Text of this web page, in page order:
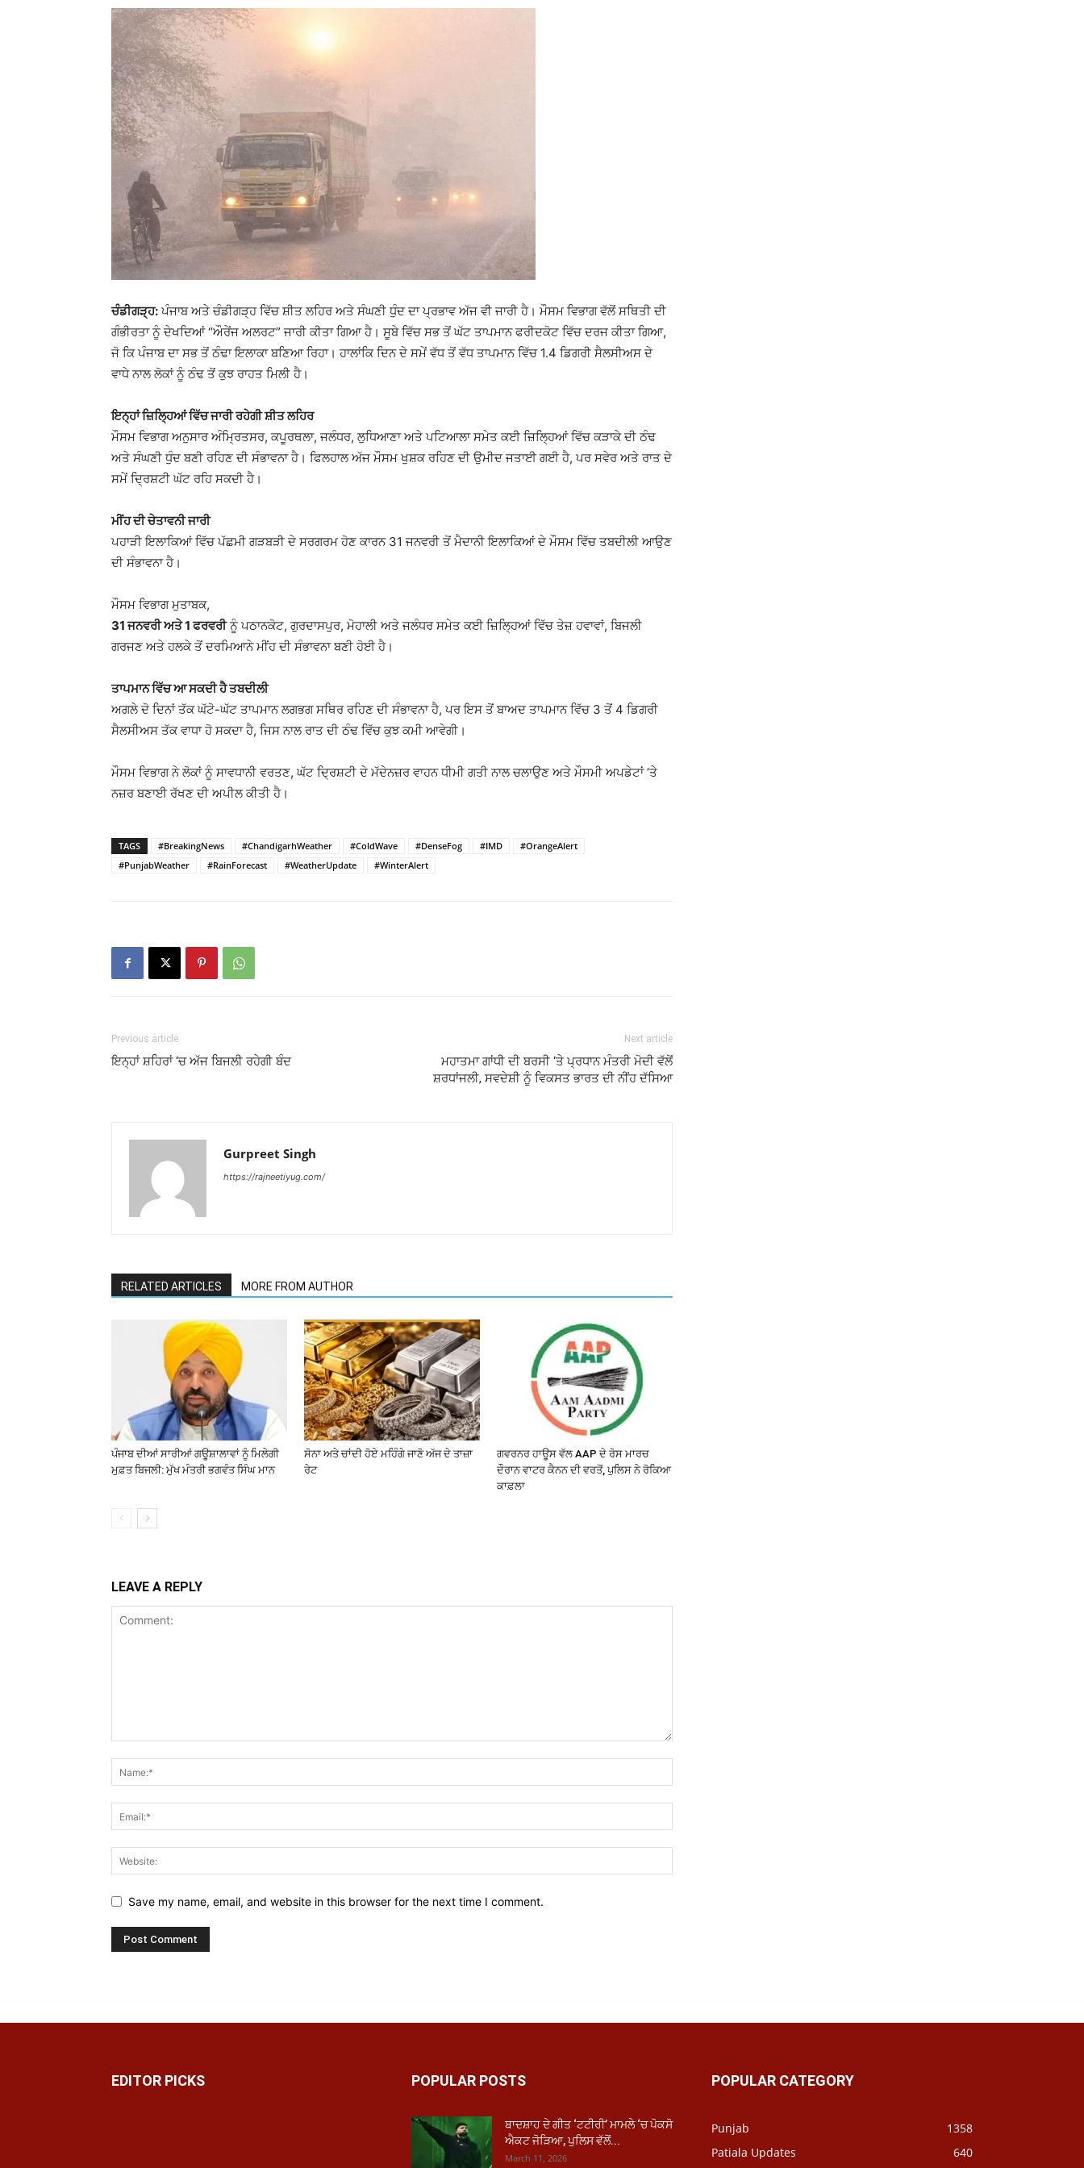
ਚੰਡੀਗੜ੍ਹ: ਪੰਜਾਬ ਅਤੇ ਚੰਡੀਗੜ੍ਹ ਵਿੱਚ ਸ਼ੀਤ ਲਹਿਰ ਅਤੇ ਸੰਘਣੀ ਧੁੰਦ ਦਾ ਪ੍ਰਭਾਵ ਅੱਜ ਵੀ ਜਾਰੀ ਹੈ। ਮੌਸਮ ਵਿਭਾਗ ਵੱਲੋਂ ਸਥਿਤੀ ਦੀ
ਗੰਭੀਰਤਾ ਨੂੰ ਦੇਖਦਿਆਂ “ਔਰੇਂਜ ਅਲਰਟ” ਜਾਰੀ ਕੀਤਾ ਗਿਆ ਹੈ। ਸੂਬੇ ਵਿੱਚ ਸਭ ਤੋਂ ਘੱਟ ਤਾਪਮਾਨ ਫਰੀਦਕੋਟ ਵਿੱਚ ਦਰਜ ਕੀਤਾ ਗਿਆ,
ਜੋ ਕਿ ਪੰਜਾਬ ਦਾ ਸਭ ਤੋਂ ਠੰਢਾ ਇਲਾਕਾ ਬਣਿਆ ਰਿਹਾ। ਹਾਲਾਂਕਿ ਦਿਨ ਦੇ ਸਮੇਂ ਵੱਧ ਤੋਂ ਵੱਧ ਤਾਪਮਾਨ ਵਿੱਚ 1.4 ਡਿਗਰੀ ਸੈਲਸੀਅਸ ਦੇ
ਵਾਧੇ ਨਾਲ ਲੋਕਾਂ ਨੂੰ ਠੰਢ ਤੋਂ ਕੁਝ ਰਾਹਤ ਮਿਲੀ ਹੈ।
ਇਨ੍ਹਾਂ ਜ਼ਿਲ੍ਹਿਆਂ ਵਿੱਚ ਜਾਰੀ ਰਹੇਗੀ ਸ਼ੀਤ ਲਹਿਰ
ਮੌਸਮ ਵਿਭਾਗ ਅਨੁਸਾਰ ਅੰਮ੍ਰਿਤਸਰ, ਕਪੂਰਥਲਾ, ਜਲੰਧਰ, ਲੁਧਿਆਣਾ ਅਤੇ ਪਟਿਆਲਾ ਸਮੇਤ ਕਈ ਜ਼ਿਲ੍ਹਿਆਂ ਵਿੱਚ ਕੜਾਕੇ ਦੀ ਠੰਢ
ਅਤੇ ਸੰਘਣੀ ਧੁੰਦ ਬਣੀ ਰਹਿਣ ਦੀ ਸੰਭਾਵਨਾ ਹੈ। ਫਿਲਹਾਲ ਅੱਜ ਮੌਸਮ ਖੁਸ਼ਕ ਰਹਿਣ ਦੀ ਉਮੀਦ ਜਤਾਈ ਗਈ ਹੈ, ਪਰ ਸਵੇਰ ਅਤੇ ਰਾਤ ਦੇ
ਸਮੇਂ ਦ੍ਰਿਸ਼ਟੀ ਘੱਟ ਰਹਿ ਸਕਦੀ ਹੈ।
ਮੀਂਹ ਦੀ ਚੇਤਾਵਨੀ ਜਾਰੀ
ਪਹਾੜੀ ਇਲਾਕਿਆਂ ਵਿੱਚ ਪੱਛਮੀ ਗੜਬੜੀ ਦੇ ਸਰਗਰਮ ਹੋਣ ਕਾਰਨ 31 ਜਨਵਰੀ ਤੋਂ ਮੈਦਾਨੀ ਇਲਾਕਿਆਂ ਦੇ ਮੌਸਮ ਵਿੱਚ ਤਬਦੀਲੀ ਆਉਣ
ਦੀ ਸੰਭਾਵਨਾ ਹੈ।
ਮੌਸਮ ਵਿਭਾਗ ਮੁਤਾਬਕ,
31 ਜਨਵਰੀ ਅਤੇ 1 ਫਰਵਰੀਨੂੰ ਪਠਾਨਕੋਟ, ਗੁਰਦਾਸਪੁਰ, ਮੋਹਾਲੀ ਅਤੇ ਜਲੰਧਰ ਸਮੇਤ ਕਈ ਜ਼ਿਲ੍ਹਿਆਂ ਵਿੱਚ ਤੇਜ਼ ਹਵਾਵਾਂ, ਬਿਜਲੀ
ਗਰਜਣ ਅਤੇ ਹਲਕੇ ਤੋਂ ਦਰਮਿਆਨੇ ਮੀਂਹ ਦੀ ਸੰਭਾਵਨਾ ਬਣੀ ਹੋਈ ਹੈ।
ਤਾਪਮਾਨ ਵਿੱਚ ਆ ਸਕਦੀ ਹੈ ਤਬਦੀਲੀ
ਅਗਲੇ ਦੋ ਦਿਨਾਂ ਤੱਕ ਘੱਟੋ-ਘੱਟ ਤਾਪਮਾਨ ਲਗਭਗ ਸਥਿਰ ਰਹਿਣ ਦੀ ਸੰਭਾਵਨਾ ਹੈ, ਪਰ ਇਸ ਤੋਂ ਬਾਅਦ ਤਾਪਮਾਨ ਵਿੱਚ 3 ਤੋਂ 4 ਡਿਗਰੀ
ਸੈਲਸੀਅਸ ਤੱਕ ਵਾਧਾ ਹੋ ਸਕਦਾ ਹੈ, ਜਿਸ ਨਾਲ ਰਾਤ ਦੀ ਠੰਢ ਵਿੱਚ ਕੁਝ ਕਮੀ ਆਵੇਗੀ।
ਮੌਸਮ ਵਿਭਾਗ ਨੇ ਲੋਕਾਂ ਨੂੰ ਸਾਵਧਾਨੀ ਵਰਤਣ, ਘੱਟ ਦ੍ਰਿਸ਼ਟੀ ਦੇ ਮੱਦੇਨਜ਼ਰ ਵਾਹਨ ਧੀਮੀ ਗਤੀ ਨਾਲ ਚਲਾਉਣ ਅਤੇ ਮੌਸਮੀ ਅਪਡੇਟਾਂ ’ਤੇ
ਨਜ਼ਰ ਬਣਾਈ ਰੱਖਣ ਦੀ ਅਪੀਲ ਕੀਤੀ ਹੈ।
TAGS #BreakingNews #ChandigarhWeather #ColdWave #DenseFog #IMD
#OrangeAlert
#PunjabWeather
#RainForecast #WeatherUpdate #WinterAlert
Previous article
ਇਨ੍ਹਾਂ ਸ਼ਹਿਰਾਂ ‘ਚ ਅੱਜ ਬਿਜਲੀ ਰਹੇਗੀ ਬੰਦ
Next article
ਮਹਾਤਮਾ ਗਾਂਧੀ ਦੀ ਬਰਸੀ ‘ਤੇ ਪ੍ਰਧਾਨ ਮੰਤਰੀ ਮੋਦੀ ਵੱਲੋਂ
ਸ਼ਰਧਾਂਜਲੀ, ਸਵਦੇਸ਼ੀ ਨੂੰ ਵਿਕਸਤ ਭਾਰਤ ਦੀ ਨੀਂਹ ਦੱਸਿਆ
Gurpreet Singh
https://rajneetiyug.com/
RELATED ARTICLES MORE FROM AUTHOR
ਪੰਜਾਬ ਦੀਆਂ ਸਾਰੀਆਂ ਗਊਸ਼ਾਲਾਵਾਂ ਨੂੰ ਮਿਲੇਗੀ
ਮੁਫ਼ਤ ਬਿਜਲੀ: ਮੁੱਖ ਮੰਤਰੀ ਭਗਵੰਤ ਸਿੰਘ ਮਾਨ
ਸੋਨਾ ਅਤੇ ਚਾਂਦੀ ਹੋਏ ਮਹਿੰਗੇ ਜਾਣੋ ਅੱਜ ਦੇ ਤਾਜ਼ਾ
ਰੇਟ
ਗਵਰਨਰ ਹਾਊਸ ਵੱਲ AAP ਦੇ ਰੋਸ ਮਾਰਚ
ਦੌਰਾਨ ਵਾਟਰ ਕੈਨਨ ਦੀ ਵਰਤੋਂ, ਪੁਲਿਸ ਨੇ ਰੋਕਿਆ
ਕਾਫ਼ਲਾ
LEAVE A REPLY
Save my name, email, and website in this browser for the next time I comment.
EDITOR PICKS POPULAR POSTS
ਬਾਦਸ਼ਾਹ ਦੇ ਗੀਤ ‘ਟਟੀਰੀ’ ਮਾਮਲੇ ‘ਚ ਪੋਕਸੋ
ਐਕਟ ਜੋੜਿਆ, ਪੁਲਿਸ ਵੱਲੋਂ...
March 11, 2026
POPULAR CATEGORY
Punjab
1358
Patiala Updates
640